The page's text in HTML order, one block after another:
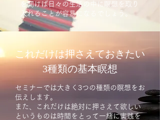
を聞けば日々の生活の中に瞑想を取り
入れることが容易になるでしょう。
これだけは押さえておきたい
3種類の基本瞑想
セミナーでは大きく3つの種類の瞑想をお
伝えします。
また、これだけは絶対に押さえて欲しい
というものは時間をとって一緒に実践を